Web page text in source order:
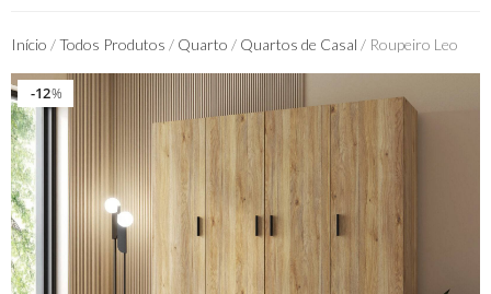
Início /Todos Produtos / Quarto / Quartos de Casal / Roupeiro Leo
%
12%
12